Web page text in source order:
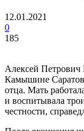
12.01.2021
0
185
Алексей Петрович
Камышине
отца. Мать
и воспитывала
честности,